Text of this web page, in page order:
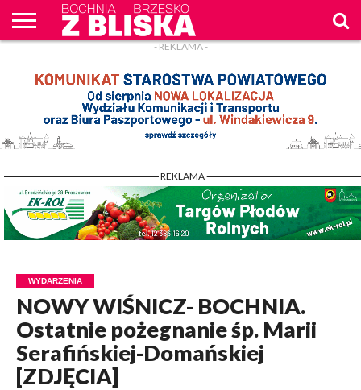
WPROST
REKLAM
- REKLAMA -
- REKLAMA -
WYDARZENIA
NOWY WIŚNICZ- BOCHNIA.
Ostatnie pożegnanie śp. Marii
Serafińskiej-Domańskiej
[ZDJĘCIA]